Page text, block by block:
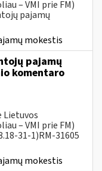
– VMI prie FM)
pajamų
mokestis
pajamų
komentaro
Lietuvos
– VMI prie FM)
31-1)RM-31605
mokestis